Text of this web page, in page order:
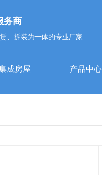
务商
、拆装为一体的专业厂家
成房屋 产品中心